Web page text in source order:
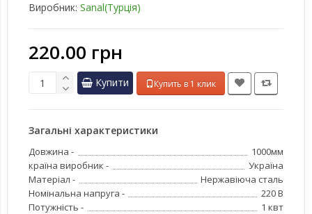
Виробник: Sanal(Турція)
220.00 грн
Купити Купить в 1 клик
Загальні характеристики
Довжина -
1000мм
країна виробник -
Україна
Матеріал -
Нержавіюча сталь
Номінальна напруга -
220 В
Потужність -
1 квт